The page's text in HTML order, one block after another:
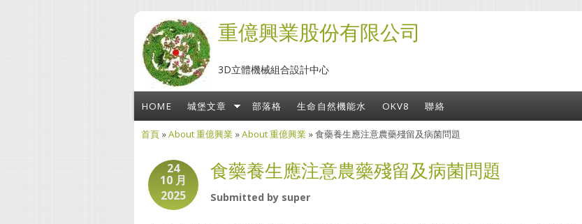
重億興業股份有限公司
3D立體機械組合設計中心
HOME 城堡文章 部落格 生命自然機能水 OKV8 聯絡
首頁 »About 重億興業 »About 重億興業 » 食藥養生應注意農藥殘留及病菌問題
24
10 月
2025
食藥養生應注意農藥殘留及病菌問題
Submitted by super